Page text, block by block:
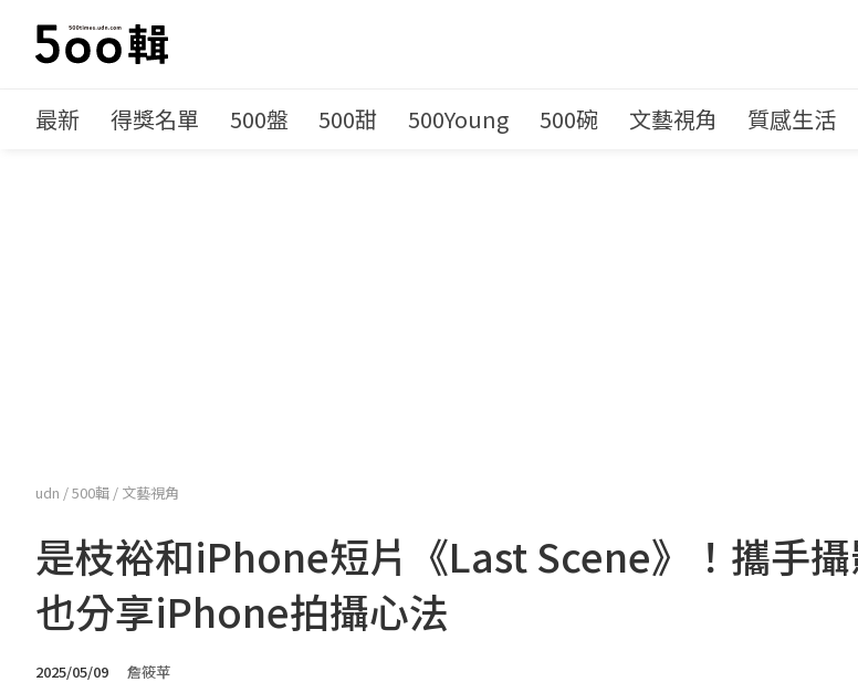
最新 得獎名單 500盤 500甜 500Young 500碗 文藝視角 質感生活
udn /500輯 / 文藝視角
是枝裕和iPhone短片《Last Scene》！攜手
也分享iPhone拍攝心法
2025/05/09 詹筱苹